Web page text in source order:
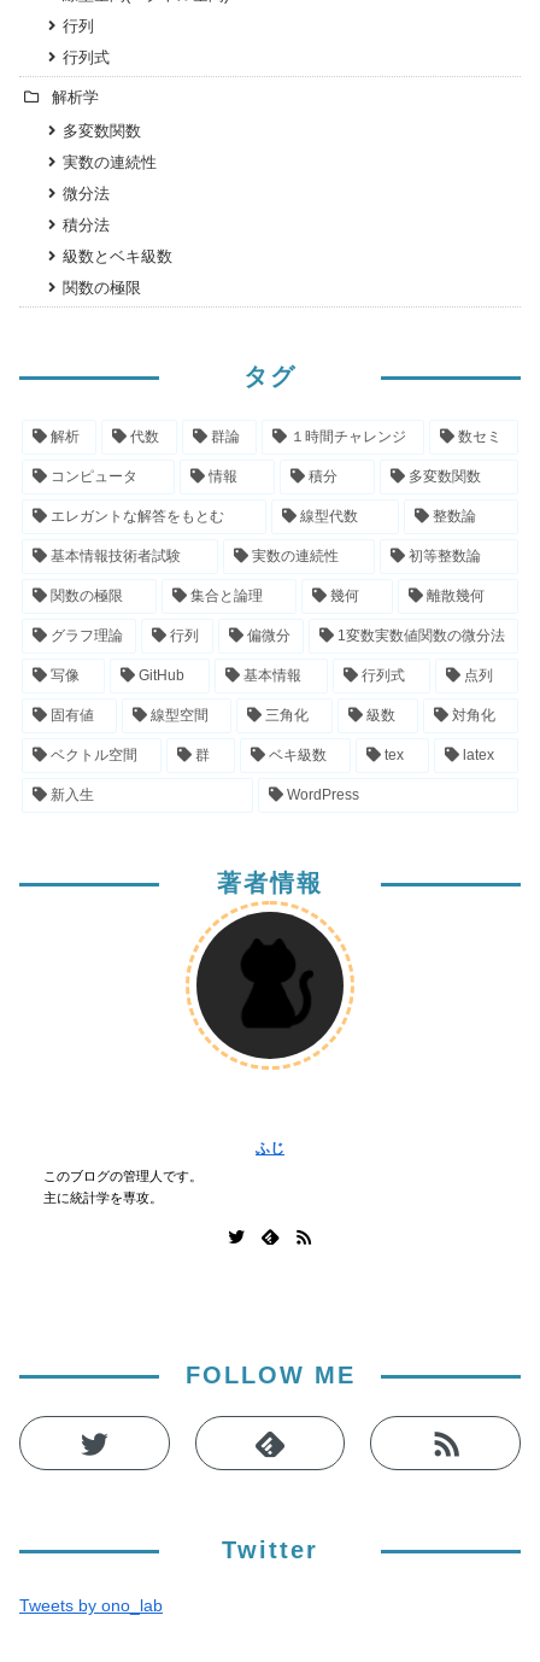
行列
行列式
解析学
多変数関数
実数の連続性
微分法
積分法
級数とベキ級数
関数の極限
タグ
解析 代数 群論 １時間チャレンジ 数セミ
コンピュータ 情報 積分 多変数関数
エレガントな解答をもとむ 線型代数 整数論
基本情報技術者試験 実数の連続性 初等整数論
関数の極限 集合と論理 幾何 離散幾何
グラフ理論 行列 偏微分 1変数実数値関数の微分法
写像 GitHub 基本情報 行列式 点列
固有値 線型空間 三角化 級数 対角化
ベクトル空間 群 ベキ級数 tex latex
新入生 WordPress
著者情報
ふじ
このブログの管理人です。
主に統計学を専攻。
FOLLOW ME
Twitter
Tweets by ono_lab